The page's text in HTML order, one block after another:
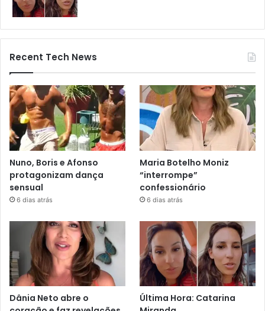
Recent Tech News
Nuno, Boris e Afonso
protagonizam dança
sensual
6 dias atrás
Maria Botelho Moniz
“interrompe”
confessionário
6 dias atrás
Dânia Neto abre o
Última Hora: Catarina